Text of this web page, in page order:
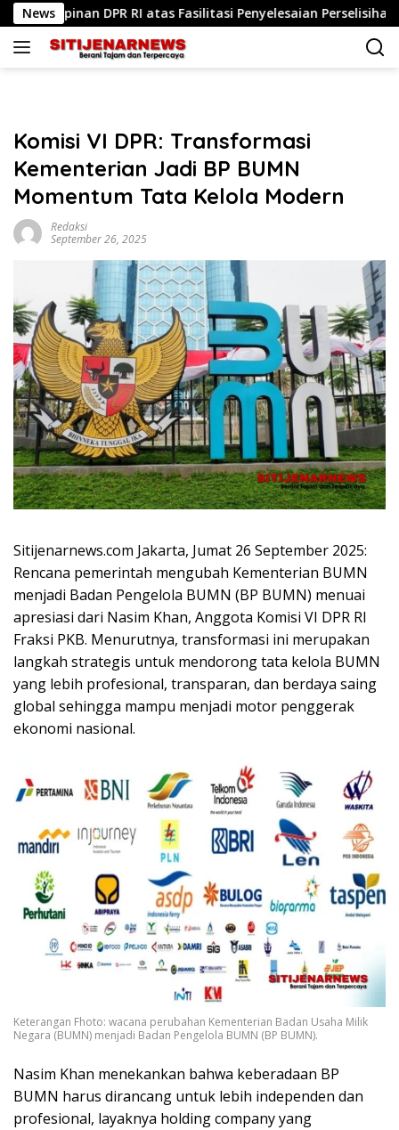
Langsung
ke
konten
NewsRI atas Fasilitasi Penyelesaian Perselisihan
Komisi VI DPR: Transformasi
Kementerian Jadi BP BUMN
Momentum Tata Kelola Modern
Redaksi
September 26, 2025
Sitijenarnews.com Jakarta, Jumat 26 September 2025:
Rencana pemerintah mengubah Kementerian BUMN
menjadi Badan Pengelola BUMN (BP BUMN) menuai
apresiasi dari Nasim Khan, Anggota Komisi VI DPR RI
Fraksi PKB. Menurutnya, transformasi ini merupakan
langkah strategis untuk mendorong tata kelola BUMN
yang lebih profesional, transparan, dan berdaya saing
global sehingga mampu menjadi motor penggerak
ekonomi nasional.
Keterangan Fhoto: wacana perubahan Kementerian Badan Usaha Milik
Negara (BUMN) menjadi Badan Pengelola BUMN (BP BUMN).
Nasim Khan menekankan bahwa keberadaan BP
BUMN harus dirancang untuk lebih independen dan
profesional, layaknya holding company yang